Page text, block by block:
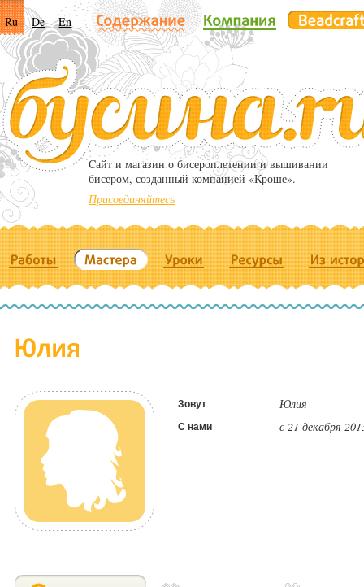
Ru De En
Cайт и магазин о бисероплетении и вышивании
бисером, созданный компанией «Кроше».
Присоединяйтесь
Зовут Юлия
С нами с 21 декабря